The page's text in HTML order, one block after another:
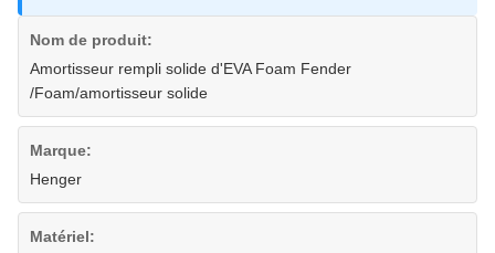
Nom de produit:
Amortisseur rempli solide d'EVA Foam Fender
/Foam/amortisseur solide
Marque:
Henger
Matériel: